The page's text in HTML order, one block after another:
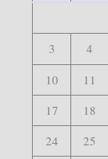
3
4
10
11
17
18
24
25